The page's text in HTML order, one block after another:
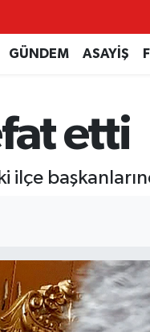
GÜNDEM ASAYİŞ
etti
ilçe